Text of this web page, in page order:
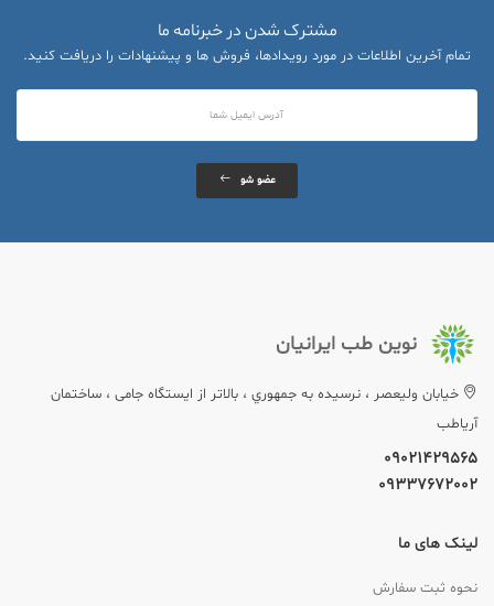
مشترک شدن در خبرنامه ما
تمام آخرین اطلاعات در مورد رویدادها، فروش ها و پیشنهادات را دریافت کنید.
عضو شو
نوین طب ایرانیان
خيابان وليعصر ، نرسيده به جمهوري ، بالاتر از ایستگاه جامی ، ساختمان
آریاطب
09021429565
09337672002
لینک های ما
نحوه ثبت سفارش